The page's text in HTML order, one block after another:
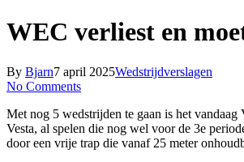
WEC verliest en
By Bjarn7 april 2025Wedstrijdverslagen
No Comments
Met nog 5 wedstrijden te gaan is het
Vesta, al spelen die nog wel voor de 3e
door een vrije trap die vanaf 25 meter